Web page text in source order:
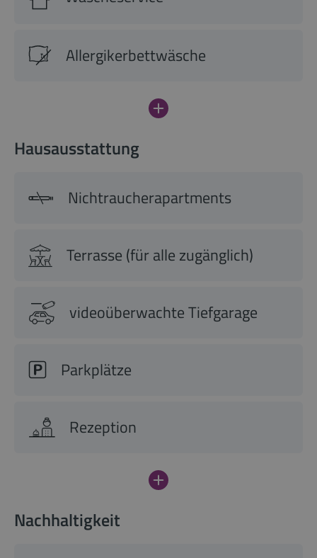
Allergikerbettwäsche
Hausausstattung
Nichtraucherapartments
Terrasse (für alle zugänglich)
videoüberwachte Tiefgarage
Parkplätze
Rezeption
Nachhaltigkeit